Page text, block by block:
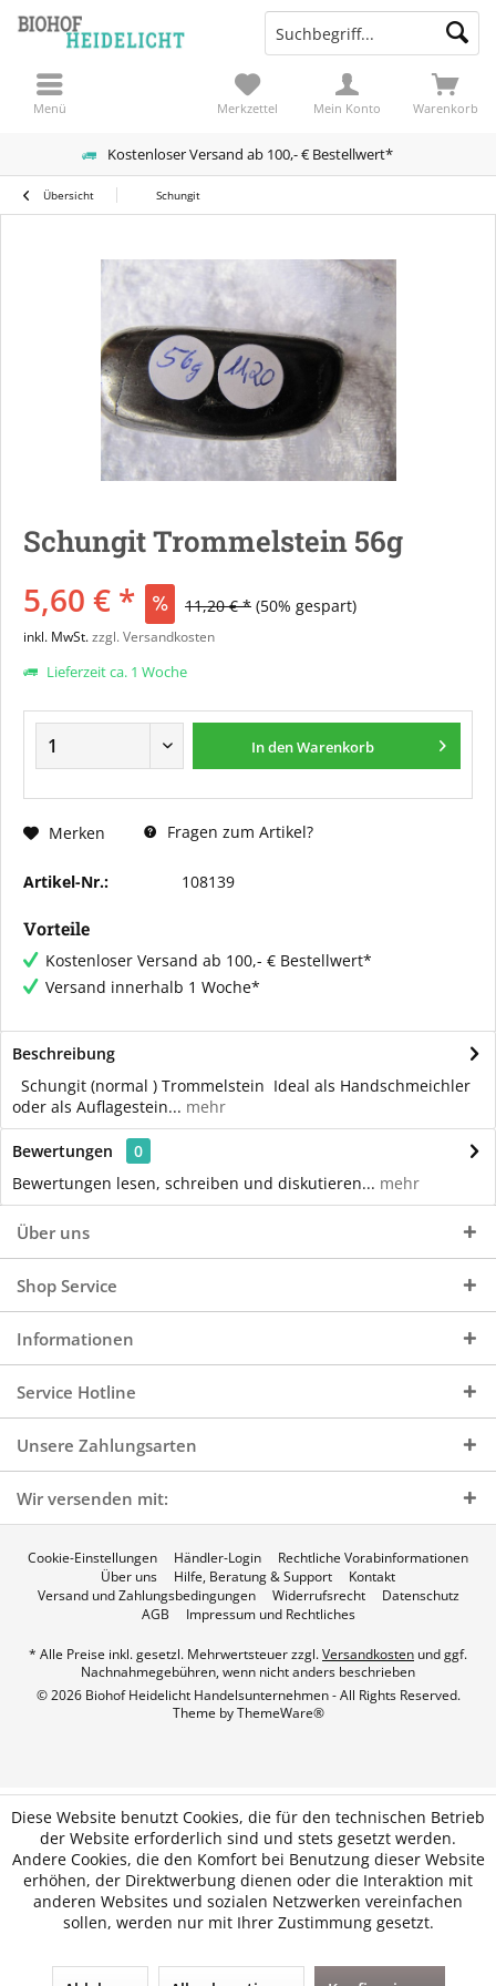
Kostenloser Versand ab 100,- € Bestellwert*
Warenkorb
Merkzettel Mein Konto
Menü
Übersicht Schungit
Schungit Trommelstein 56g
5,60 € * 11,20 € * (50% gespart)
inkl. MwSt.zzgl. Versandkosten
Lieferzeit ca. 1 Woche
In denWarenkorb
Merken Fragen zum Artikel?
Artikel-Nr.: 108139
Vorteile
Kostenloser Versand ab 100,- € Bestellwert*
Versand innerhalb 1 Woche*
Beschreibung
Schungit (normal ) Trommelstein Ideal als Handschmeichler
oder als Auflagestein... mehr
Bewertungen
0
Bewertungen lesen, schreiben und diskutieren... mehr
Über uns
Shop Service
Informationen
Service Hotline
Unsere Zahlungsarten
Wir versenden mit:
Cookie-Einstellungen Händler-Login
Rechtliche Vorabinformationen
Über uns
Hilfe, Beratung & Support
Kontakt
Versand und Zahlungsbedingungen
Widerrufsrecht
Datenschutz
AGB
Impressum und Rechtliches
* Alle Preise inkl. gesetzl. Mehrwertsteuer zzgl.Versandkosten und ggf.
Nachnahmegebühren, wenn nicht anders beschrieben
© 2026 Biohof Heidelicht Handelsunternehmen - All Rights Reserved.
Theme byThemeWare®
Diese Website benutzt Cookies, die für den technischen Betrieb
der Website erforderlich sind und stets gesetzt werden.
Andere Cookies, die den Komfort bei Benutzung dieser Website
erhöhen, der Direktwerbung dienen oder die Interaktion mit
anderen Websites und sozialen Netzwerken vereinfachen
sollen, werden nur mit Ihrer Zustimmung gesetzt.